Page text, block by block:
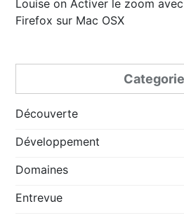
Louise on Activer le zoom
Firefox sur Mac OSX
Découverte
Développement
Domaines
Entrevue